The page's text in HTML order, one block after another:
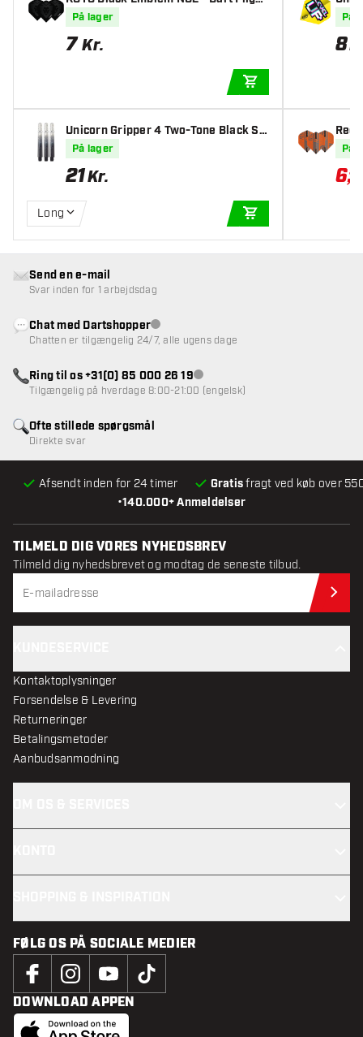
På lager
7 Kr.
Unicorn Gripper 4 Two-Tone Black Sk
after
På lager
21Kr.
Long
tPå
8
Red
På
6,50
•140.000+ Anmeldelser
Afsendt inden for 24 timer Gratisfragt ved køb over
Ofte stillede spørgsmål
Direkte svar
Send en e-mail
Svar inden for 1 arbejdsdag
Chat med DartshopperKundeservice ikke tilgængelig
Chatten er tilgængelig 24/7, alle ugens dage
Ring til os +31(0) 85 000 26 19Kundeservice ikke tilgængelig
Tilgængelig på hverdage 8:00-21:00 (engelsk)
TILMELD DIG VORES NYHEDSBREV
Tilmeld dig nyhedsbrevet og modtag de seneste tilbud.
Kontaktoplysninger
Forsendelse & Levering
Returneringer
Betalingsmetoder
Aanbudsanmodning
FØLG OS PÅ SOCIALE MEDIER
DOWNLOAD APPEN